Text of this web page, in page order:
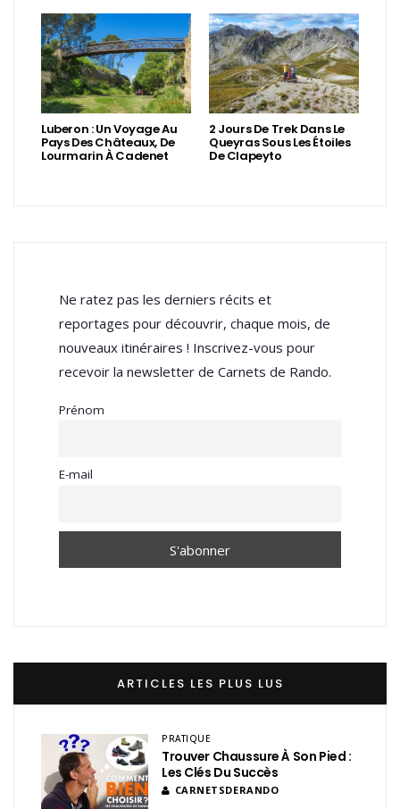
Luberon : Un Voyage Au
Pays Des Châteaux, De
Lourmarin À Cadenet
2 Jours De Trek Dans Le
Queyras Sous Les Étoiles
De Clapeyto
Ne ratez pas les derniers récits et
reportages pour découvrir, chaque mois, de
nouveaux itinéraires ! Inscrivez-vous pour
recevoir la newsletter de Carnets de Rando.
Prénom
E-mail
ARTICLES LES PLUS LUS
PRATIQUE
Trouver Chaussure À Son Pied :
Les Clés Du Succès
CARNETSDERANDO